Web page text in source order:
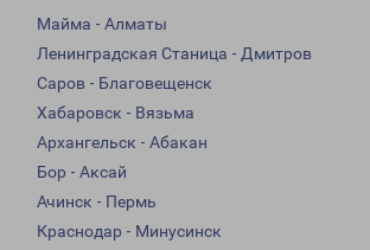
Майма - Алматы
Ленинградская Станица - Дмитров
Саров - Благовещенск
Хабаровск - Вязьма
Архангельск - Абакан
Бор - Аксай
Ачинск - Пермь
Краснодар - Минусинск